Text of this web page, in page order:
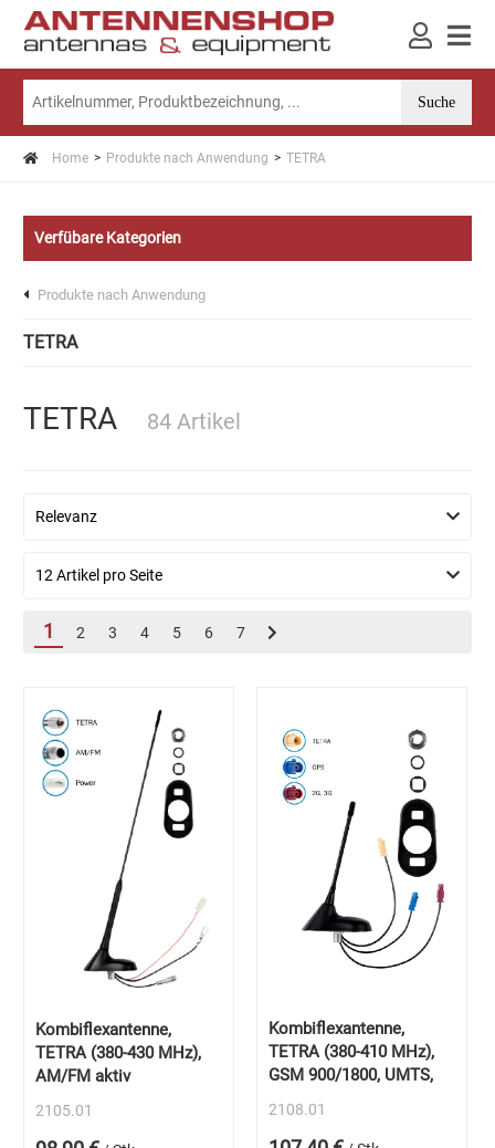
Home Produkte nach Anwendung TETRA
Verfübare Kategorien
Produkte nach Anwendung
TETRA
TETRA 84 Artikel
1 2 3 4 5 6 7
Kombiflexantenne,
TETRA (380-430 MHz),
AM/FM aktiv
2105.01
Kombiflexantenne,
TETRA (380-410 MHz),
GSM 900/1800, UMTS,
2108.01